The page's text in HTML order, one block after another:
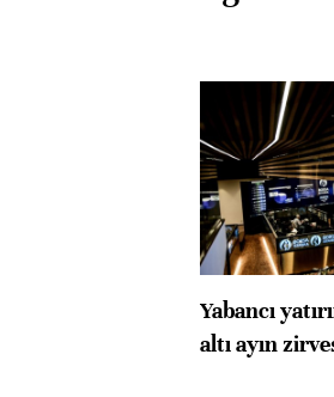
Yabancı
altı ayın